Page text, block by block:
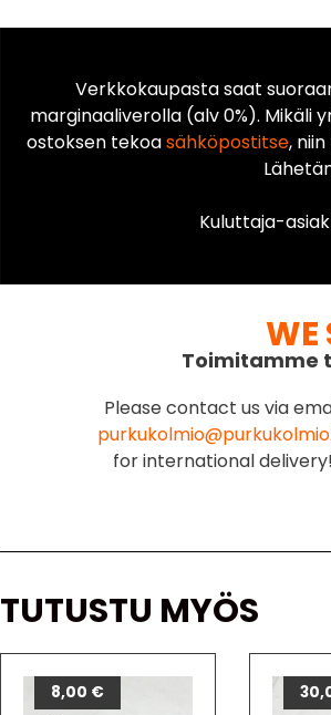
Verkkokaupasta saat
marginaaliverolla (alv 0%). Mikäli
ostoksen tekoasähköpostitse,
Kuluttaja-
WE
Toimitamme
Please contact us via
for international delivery!
TUTUSTU MYÖS
8,00 €